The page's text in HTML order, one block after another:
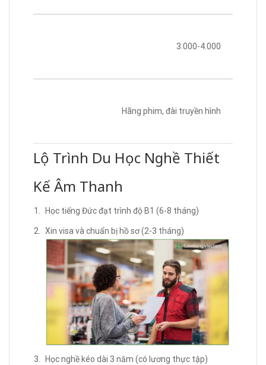
3.000-4.000
Hãng phim, đài truyền hình
Lộ Trình Du Học Nghề Thiết
Kế Âm Thanh
Học tiếng Đức đạt trình độ B1 (6-8 tháng)
Xin visa và chuẩn bị hồ sơ (2-3 tháng)
Học nghề kéo dài 3 năm (có lương thực tập)